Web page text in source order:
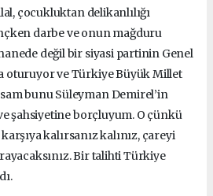
çocukluktan delikanlılığı
darbe ve onun mağduru
değil bir siyasi partinin Genel
oturuyor ve Türkiye Büyük Millet
bunu Süleyman Demirel’in
şahsiyetine borçluyum. O çünkü
kalırsanız kalınız, çareyi
Bir talihti Türkiye